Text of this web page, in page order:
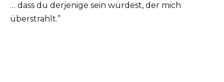
… dass du derjenige sein würdest, der mich
überstrahlt.”